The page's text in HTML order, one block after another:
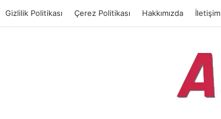
Gizlilik Politikası Çerez Politikası Hakkımızda İletişim